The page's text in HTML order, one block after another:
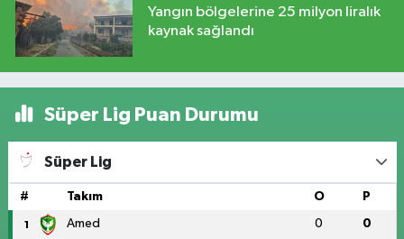
Yangın bölgelerine 25 milyon liralık
kaynak sağlandı
Süper Lig Puan Durumu
Süper Lig
# Takım O P
1 Amed 0 0